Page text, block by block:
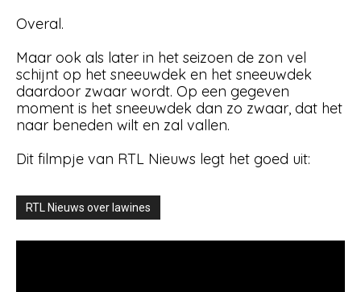
Overal.
Maar ook als later in het seizoen de zon vel
schijnt op het sneeuwdek en het sneeuwdek
daardoor zwaar wordt. Op een gegeven
moment is het sneeuwdek dan zo zwaar, dat het
naar beneden wilt en zal vallen.
Dit filmpje van RTL Nieuws legt het goed uit:
RTL Nieuws over lawines